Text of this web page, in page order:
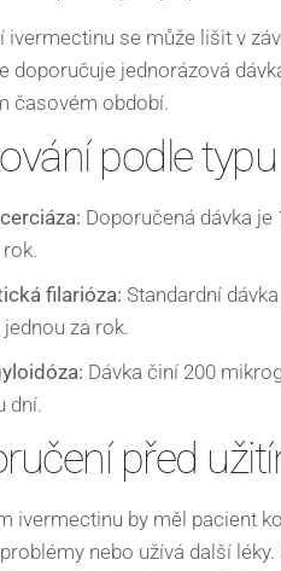
ivermectinu se může lišit v
doporučuje jednorázová
časovém období.
podle
Doporučená dávka
filarióza: Standardní
za rok.
Dávka činí 200
dní.
před
ivermectinu by měl pacient
nebo užívá další